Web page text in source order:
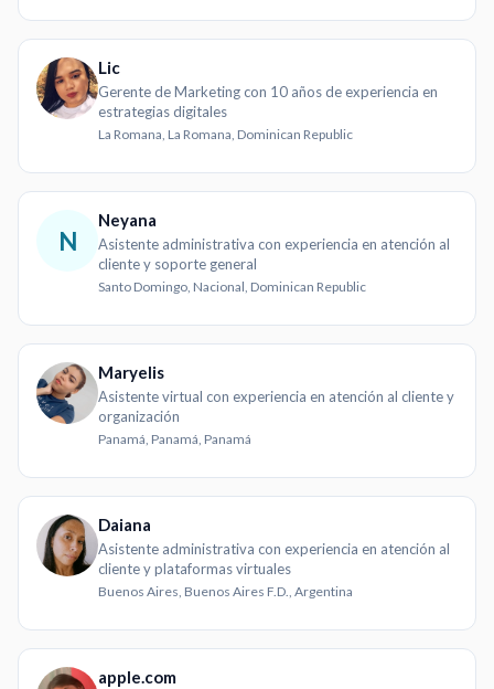
Lic
Gerente de Marketing con 10 años de experiencia en
estrategias digitales
La Romana, La Romana, Dominican Republic
N
Neyana
Asistente administrativa con experiencia en atención al
cliente y soporte general
Santo Domingo, Nacional, Dominican Republic
Maryelis
Asistente virtual con experiencia en atención al cliente y
organización
Panamá, Panamá, Panamá
Daiana
Asistente administrativa con experiencia en atención al
cliente y plataformas virtuales
Buenos Aires, Buenos Aires F.D., Argentina
apple.com